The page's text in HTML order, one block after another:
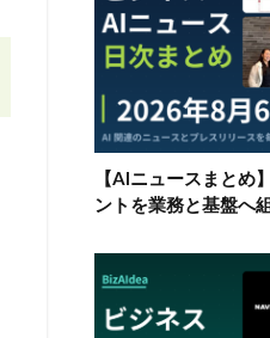
【AIニュースまと
ントを業務と基盤へ